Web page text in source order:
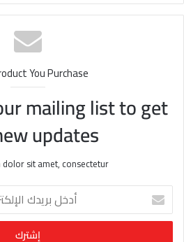
الوي
ب
You Purchase
mailing list to get
updates!
sit amet, consectetur.
خ